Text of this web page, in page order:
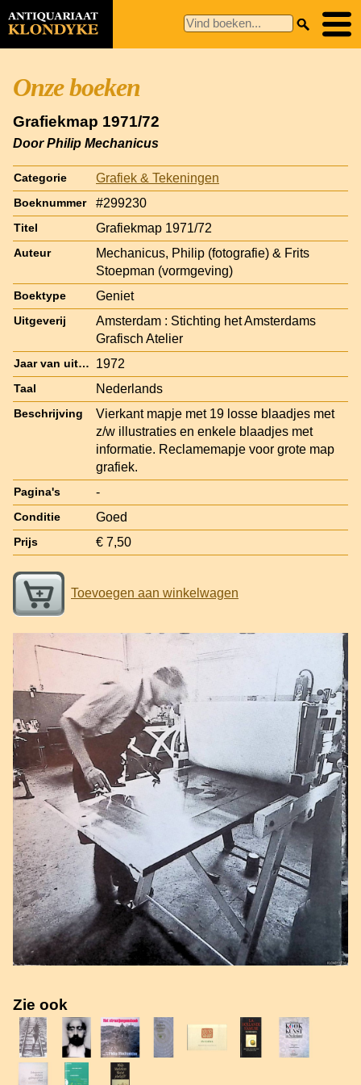
Onze boeken
Grafiekmap 1971/72
Door Philip Mechanicus
Categorie Grafiek & Tekeningen
Boeknummer #299230
Titel Grafiekmap 1971/72
Auteur
Mechanicus, Philip (fotografie) & Frits
Stoepman (vormgeving)
Boektype Geniet
Uitgeverij
Amsterdam : Stichting het Amsterdams
Grafisch Atelier
Jaar van uitgave 1972
Taal Nederlands
Beschrijving
Vierkant mapje met 19 losse blaadjes met
z/w illustraties en enkele blaadjes met
informatie. Reclamemapje voor grote map
grafiek.
Pagina's -
Conditie Goed
Prijs € 7,50
Toevoegen aan winkelwagen
Zie ook